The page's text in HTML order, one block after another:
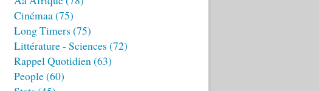
Cinémaa(75)
Long Timers (75)
Littérature - Sciences (72)
Rappel Quotidien(63)
People(60)